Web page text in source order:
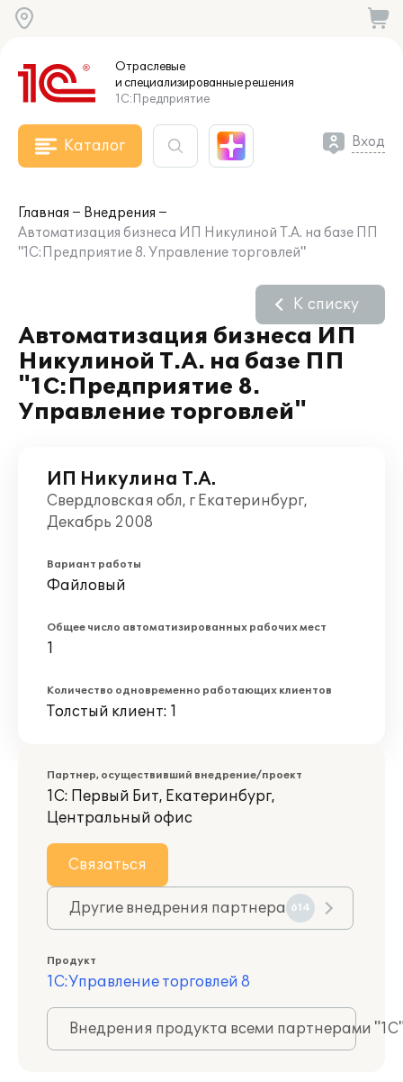
Отраслевые
и специализированныерешения
1С:Предприятие
Каталог Вход
Главная
Внедрения
Автоматизация бизнеса ИП Никулиной Т.А. на базе ПП
"1С:Предприятие 8. Управление торговлей"
Автоматизация бизнеса ИП
Никулиной Т.А. на базе ПП
"1С:Предприятие 8.
Управление торговлей"
К списку
ИП Никулина Т.А.
Свердловская обл, г Екатеринбург,
Декабрь 2008
Вариант работы
Файловый
Общее число автоматизированных рабочих мест
1
Количество одновременно работающих клиентов
Толстый клиент: 1
Партнер, осуществивший внедрение/проект
1С: Первый Бит, Екатеринбург,
Центральный офис
Связаться
Другие внедрения партнера 614
Продукт
1С:Управление торговлей 8
Внедрения продукта всеми партнерами